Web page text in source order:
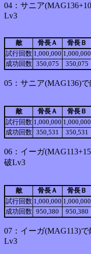
04：サニア
Lv3
敵
骨長Ａ 骨長Ｂ
試行回数 1,000,000 1,000,000
成功回数 350,075 350,075
05：サニア(MAG136)
敵
骨長Ａ 骨長Ｂ
試行回数 1,000,000 1,000,000
成功回数 350,531 350,531
06：イーガ
破Lv3
敵
骨長Ａ 骨長Ｂ
試行回数 1,000,000 1,000,000
成功回数 950,380 950,380
07：イーガ(MAG113)
Lv3